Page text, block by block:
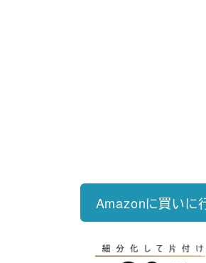
Amazonに買いに